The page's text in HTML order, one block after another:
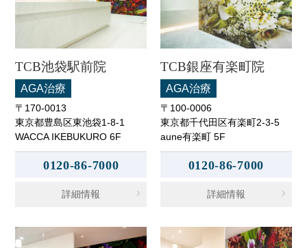
TCB池袋駅前院
AGA治療
〒170-0013
東京都豊島区東池袋1-8-1
WACCA IKEBUKURO 6F
0120-86-7000
詳細情報
TCB銀座有楽町院
AGA治療
〒100-0006
東京都千代田区有楽町2-3-5
aune有楽町 5F
0120-86-7000
詳細情報